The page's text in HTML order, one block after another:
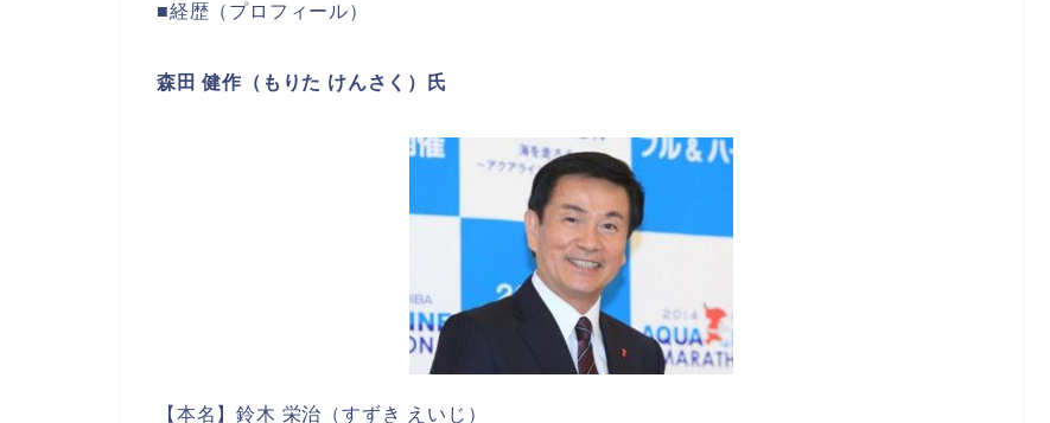
■経歴（プロフィール）
森田 健作（もりた けんさく）氏
【本名】鈴木 栄治（すずき えいじ）